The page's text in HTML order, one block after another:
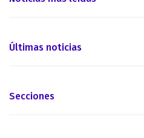
Últimas noticias
Secciones